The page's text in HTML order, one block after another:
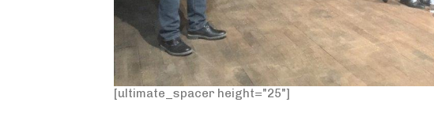
[ultimate_spacer height="25"]